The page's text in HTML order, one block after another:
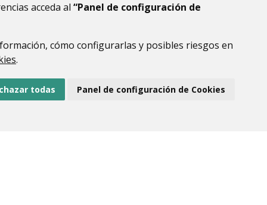
acceda al “Panel de configuración de
cómo configurarlas y posibles riesgos en
.
todas Panel de configuración de Cookies
DATOS